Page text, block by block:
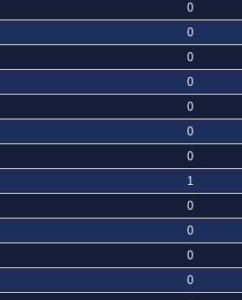
0
0
0
0
0
0
0
1
0
0
0
0